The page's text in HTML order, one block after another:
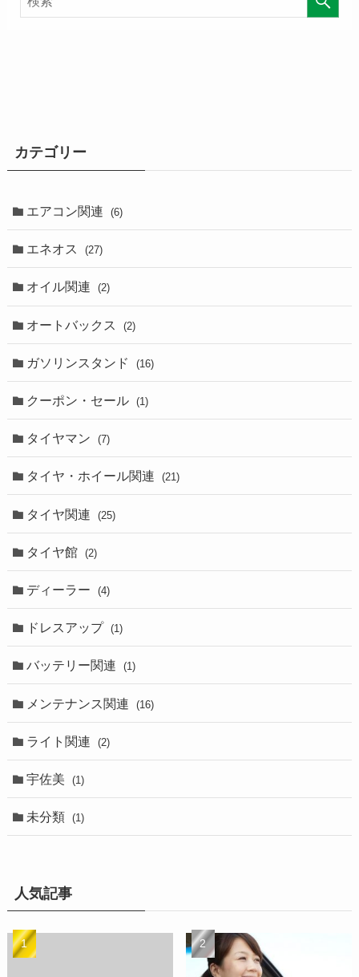
カテゴリー
エアコン関連 (6)
エネオス (27)
オイル関連 (2)
オートバックス (2)
ガソリンスタンド (16)
クーポン・セール (1)
タイヤマン (7)
タイヤ・ホイール関連 (21)
タイヤ関連 (25)
タイヤ館 (2)
ディーラー (4)
ドレスアップ (1)
バッテリー関連 (1)
メンテナンス関連 (16)
ライト関連 (2)
宇佐美 (1)
未分類 (1)
人気記事